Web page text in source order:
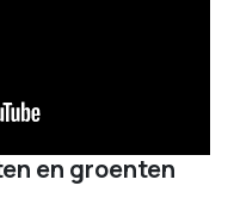
en groenten